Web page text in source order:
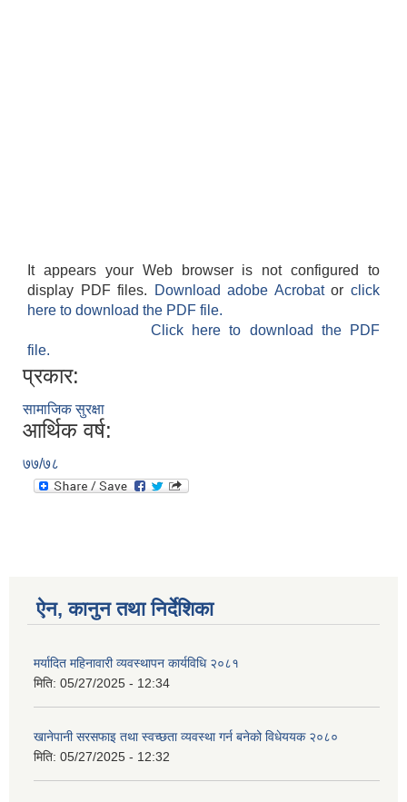
It appears your Web browser is not configured to
display PDF files.
Download adobe Acrobatorclick
here to download the PDF file.
Click here to download the PDF
file.
प्रकार:
सामाजिक सुरक्षा
आर्थिक वर्ष:
७७/७८
ऐन, कानुन तथा निर्देशिका
मर्यादित महिनावारी व्यवस्थापन कार्यविधि २०८१
मिति: 05/27/2025 - 12:34
खानेपानी सरसफाइ तथा स्वच्छता व्यवस्था गर्न बनेको विधेययक २०८०
मिति: 05/27/2025 - 12:32